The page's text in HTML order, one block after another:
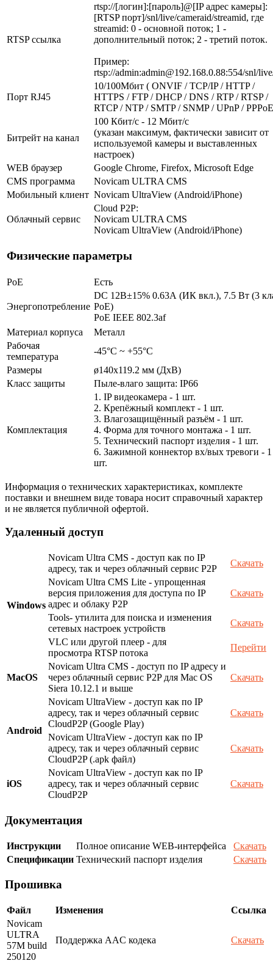
RTSP ссылка
rtsp://[логин]:[пароль]@[IP адрес камеры]:
[RTSP порт]/snl/live/cameraid/streamid, где
streamid: 0 - основной поток; 1 -
дополнительный поток; 2 - третий поток.
Пример:
rtsp://admin:admin@192.168.0.88:554/snl/
Порт RJ45
10/100Мбит ( ONVIF / TCP/IP / HTTP /
HTTPS / FTP / DHCP / DNS / RTP / RTSP /
RTCP / NTP / SMTP / SNMP / UPnP /
Битрейт на канал
100 Кбит/с - 12 Мбит/с
(указан максимум, фактически зависит от
используемой камеры и выставленных
настроек)
WEB браузер
Google Chrome, Firefox, Microsoft Edge
CMS программа
Novicam ULTRA CMS
Мобильный клиент Novicam UltraView (Android/iPhone)
Облачный сервис
Cloud P2P:
Novicam ULTRA CMS
Novicam UltraView (Android/iPhone)
Физические параметры
PoE Есть
Энергопотребление
DC 12В±15% 0.63А (ИК вкл.), 7.5 Вт (3
PoE)
PoE IEEE 802.3af
Материал корпуса
Металл
Рабочая
температура
-45°С ~ +55°С
Размеры
ø140x119.2 мм (ДхВ)
Класс защиты
Пыле-влаго защита: IP66
Комплектация
1. IP видеокамера - 1 шт.
2. Крепёжный комплект - 1 шт.
3. Влагозащищённый разъём - 1 шт.
4. Форма для точного монтажа - 1 шт.
5. Технический паспорт изделия - 1 шт.
6. Зажимной коннектор вх/вых тревоги - 1
шт.
Информация о технических характеристиках, комплекте
поставки и внешнем виде товара носит справочный характер
и не является публичной офертой.
Удаленный доступ
Windows
Novicam Ultra CMS - доступ как по IP
адресу, так и через облачный сервис P2P
Скачать
Novicam Ultra CMS Lite - упрощенная
версия приложения для доступа по IP
адрес и облаку P2P
Скачать
Tools- утилита для поиска и изменения
сетевых настроек устройств
Скачать
VLC или другой плеер - для
просмотра RTSP потока
Перейти
MacOS
Novicam Ultra CMS - доступ по IP адресу и
через облачный сервис P2P для Mac OS
Siera 10.12.1 и выше
Скачать
Android
Novicam UltraView - доступ как по IP
адресу, так и через облачный сервис
CloudP2P (Google Play)
Скачать
Novicam UltraView - доступ как по IP
адресу, так и через облачный сервис
CloudP2P (.apk файл)
Скачать
iOS
Novicam UltraView - доступ как по IP
адресу, так и через облачный сервис
CloudP2P
Скачать
Документация
Инструкции Полное описание WEB-интерфейса
Скачать
Спецификации Технический паспорт изделия Скачать
Прошивка
Файл Изменения
Ссылка
Novicam
ULTRA
57M build
250120
Поддержка AAC кодека Скачать